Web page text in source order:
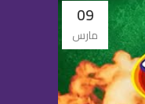
09
مارس